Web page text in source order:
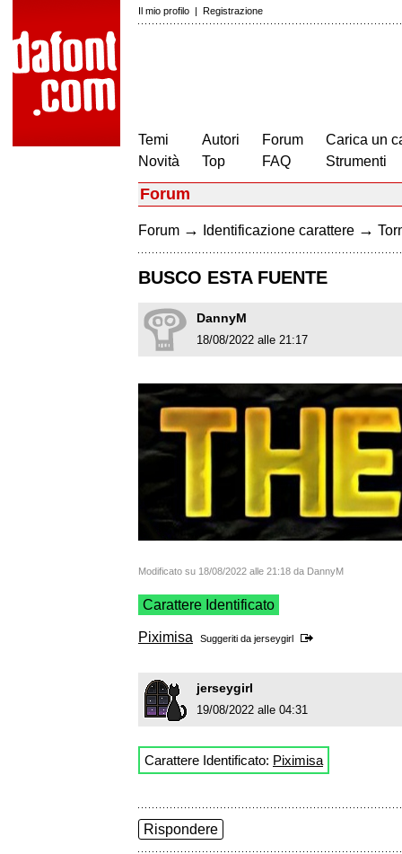
Il mio profilo | Registrazione
Temi
Novità
Autori
Top
Forum
FAQ
Carica un
Strumenti
Forum
Forum → Identificazione carattere →
BUSCO ESTA FUENTE
DannyM
18/08/2022 alle 21:17
Modificato su 18/08/2022 alle 21:18 da DannyM
Carattere Identificato
Piximisa Suggeriti da jerseygirl
jerseygirl
19/08/2022 alle 04:31
Carattere Identificato: Piximisa
Rispondere